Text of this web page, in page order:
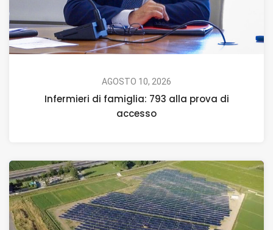
AGOSTO 10, 2026
Infermieri di famiglia: 793 alla prova di
accesso